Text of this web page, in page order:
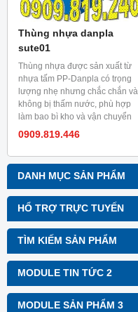
DANH MỤC SẢN PHẨM
HỔ TRỢ TRỰC TUYẾN
TÌM KIẾM SẢN PHẨM
MODULE TIN TỨC 2
MODULE SẢN PHẨM 3
Thùng nhựa danpla
sute01
Thùng nhựa được sản xuất từ
nhựa tấm PP-Danpla có trọng
lượng nhẹ nhưng chắc chắn và
không bị thấm nước, phù hợp
làm bao bì kho và vận chuyển
an toàn và dễ dàng.
0909.819.446